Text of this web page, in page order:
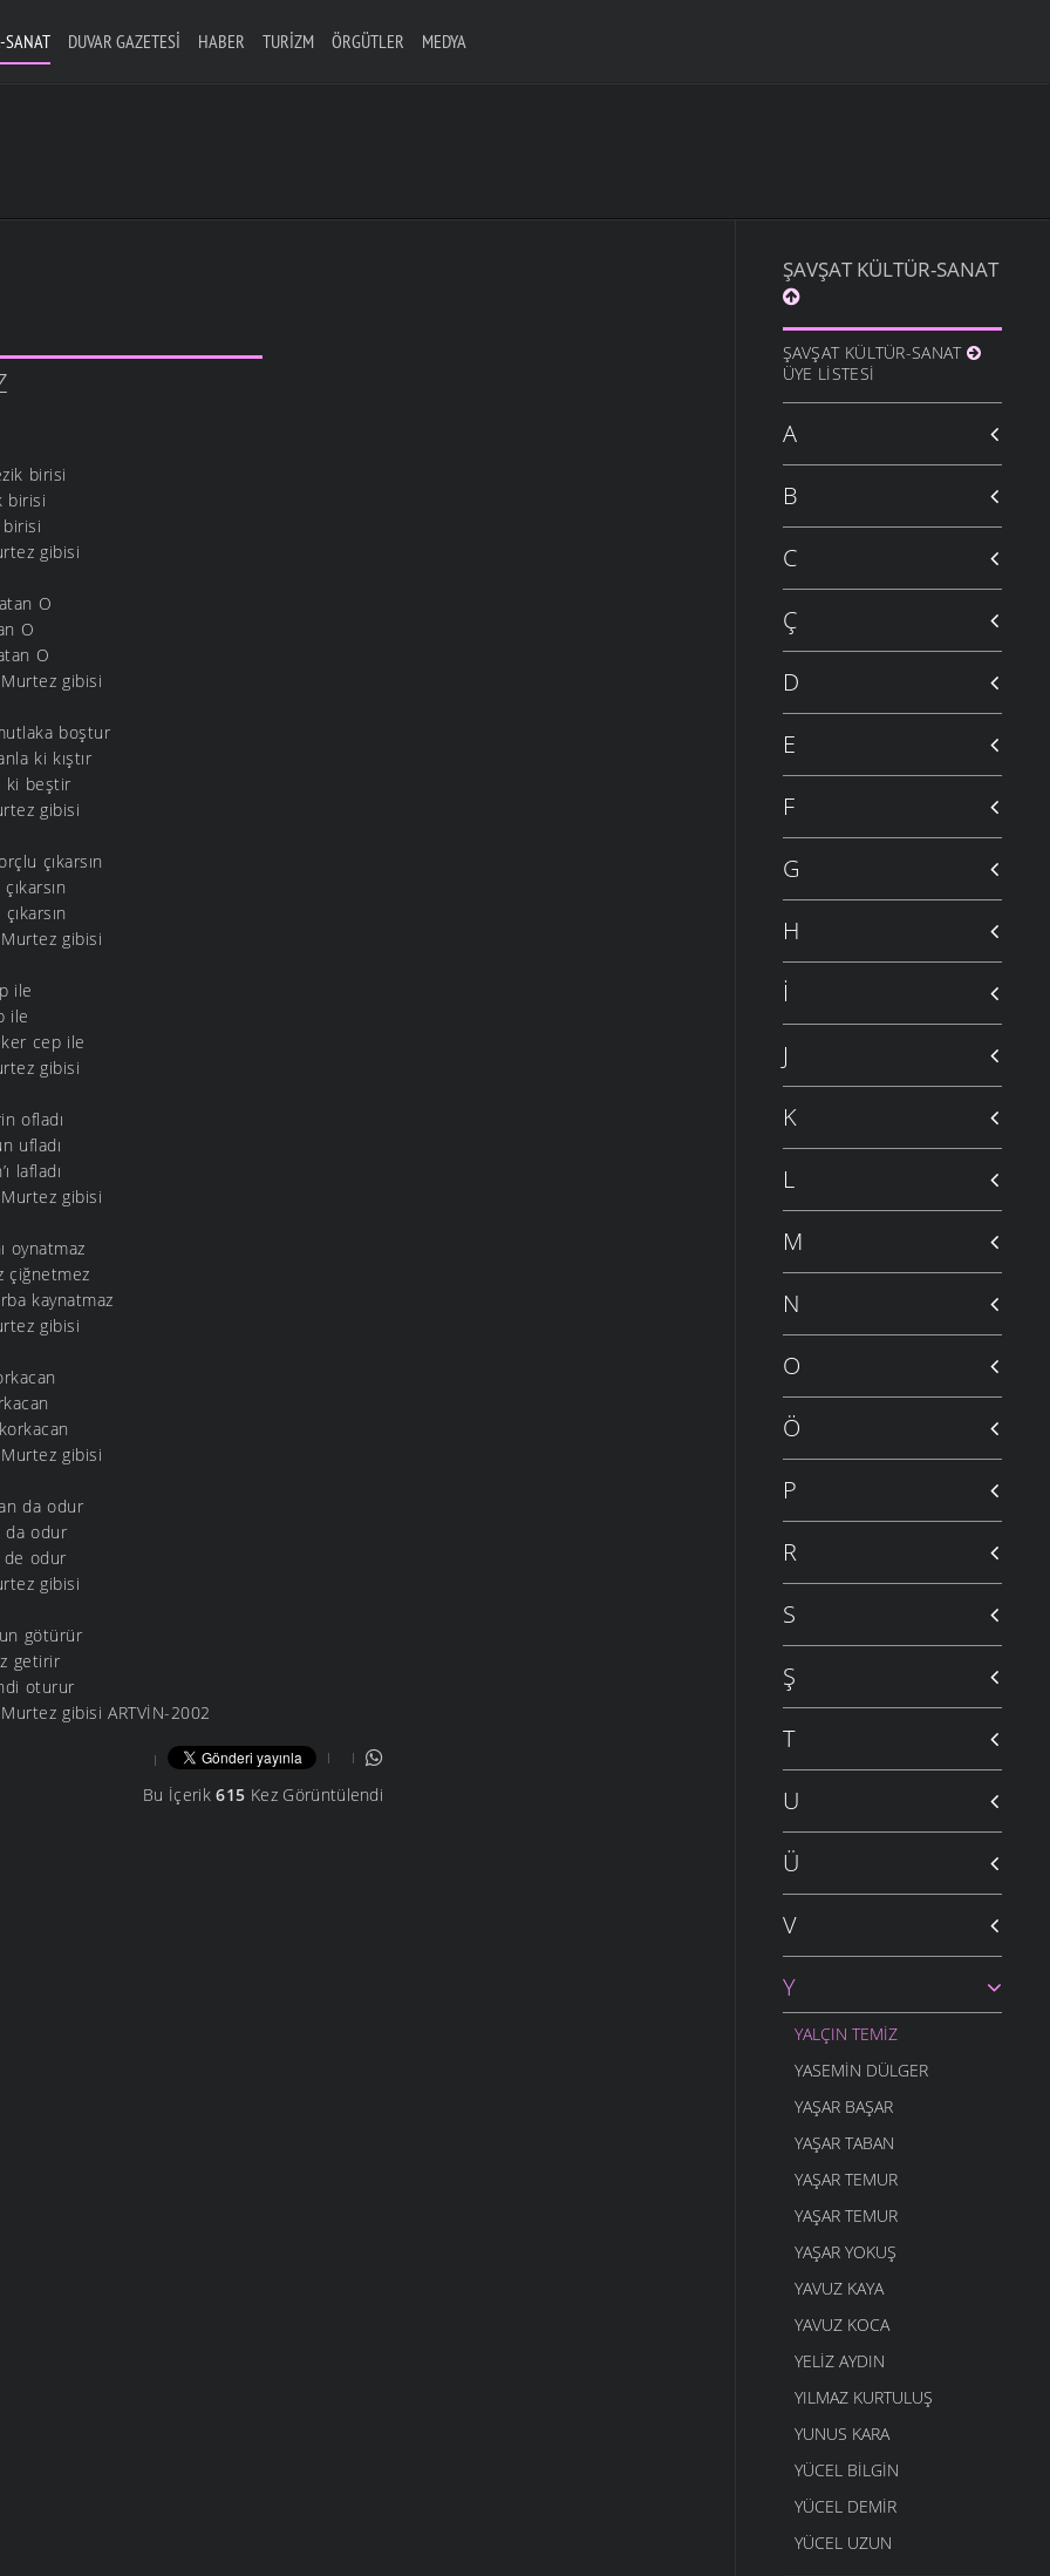
SANAT DUVAR GAZETESI HABER TURIZM ÖRGÜTLER MEDYA
birisi
birisi
birisi
gibisi
O
O
O
gibisi
boştur
ki kıştır
ki beştir
gibisi
çıkarsın
gibisi
ile
ile
cep ile
gibisi
ofladı
ufladı
lafladı
gibisi
oynatmaz
çiğnetmez
kaynatmaz
gibisi
gibisi
da odur
da odur
de odur
gibisi
götürür
getirir
oturur
gibisi ARTVİN-2002
Bu İçerik615 Kez Görüntülendi
ŞAVŞAT KÜLTÜR-SANAT
ŞAVŞAT KÜLTÜR-SANAT
ÜYE LISTESI
A
B
C
Ç
D
E
F
G
H
İ
J
K
L
M
N
O
Ö
P
R
S
Ş
T
U
Ü
V
Y
YALÇIN TEMIZ
YASEMIN DÜLGER
YAŞAR BAŞAR
YAŞAR TABAN
YAŞAR TEMUR
YAŞAR TEMUR
YAŞAR YOKUŞ
YAVUZ KAYA
YAVUZ KOCA
YELIZ AYDIN
YILMAZ KURTULUŞ
YUNUS KARA
YÜCEL BILGIN
YÜCEL DEMIR
YÜCEL UZUN